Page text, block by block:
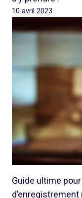
10 avril 2023
Guide ultime
d’enregistrement